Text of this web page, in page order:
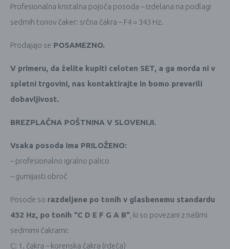
Profesionalna kristalna pojoča posoda – izdelana na podlagi
sedmih tonov čaker: srčna čakra – F4 = 343 Hz.
Prodajajo se POSAMEZNO.
V primeru, da želite kupiti celoten SET, a ga morda ni v
spletni trgovini, nas kontaktirajte in bomo preverili
dobavljivost.
BREZPLAČNA POŠTNINA V SLOVENIJI.
Vsaka posoda ima PRILOŽENO:
– profesionalno igralno palico
– gumijasti obroč
Posode so razdeljene po tonih v glasbenemu standardu
432 Hz, po tonih “C D E F G A B” , ki so povezani z našimi
sedmimi čakrami:
C: 1. čakra – korenska čakra (rdeča)